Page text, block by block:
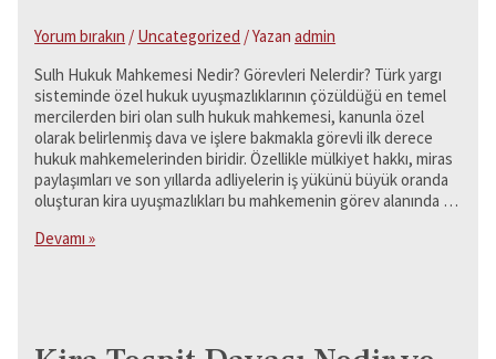
Yorum bırakın / Uncategorized / Yazan admin
Sulh Hukuk Mahkemesi Nedir? Görevleri Nelerdir? Türk yargı
sisteminde özel hukuk uyuşmazlıklarının çözüldüğü en temel
mercilerden biri olan sulh hukuk mahkemesi, kanunla özel
olarak belirlenmiş dava ve işlere bakmakla görevli ilk derece
hukuk mahkemelerinden biridir. Özellikle mülkiyet hakkı, miras
paylaşımları ve son yıllarda adliyelerin iş yükünü büyük oranda
oluşturan kira uyuşmazlıkları bu mahkemenin görev alanında …
Sulh
Devamı »